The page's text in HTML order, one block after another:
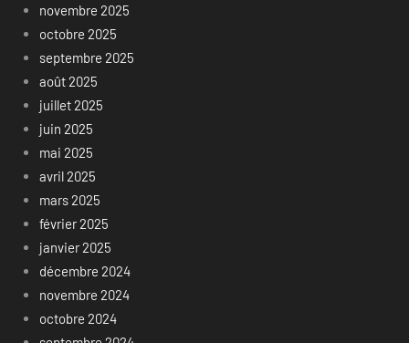
novembre 2025
octobre 2025
septembre 2025
août 2025
juillet 2025
juin 2025
mai 2025
avril 2025
mars 2025
février 2025
janvier 2025
décembre 2024
novembre 2024
octobre 2024